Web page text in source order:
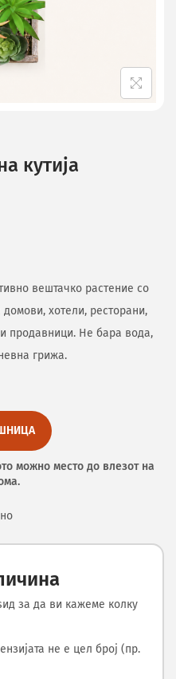
кутија
вештачко растение со
хотели, ресторани,
продавници. Не бара вода,
грижа.
можно место до влезот на
за да ви кажеме колку
не е цел број (пр.